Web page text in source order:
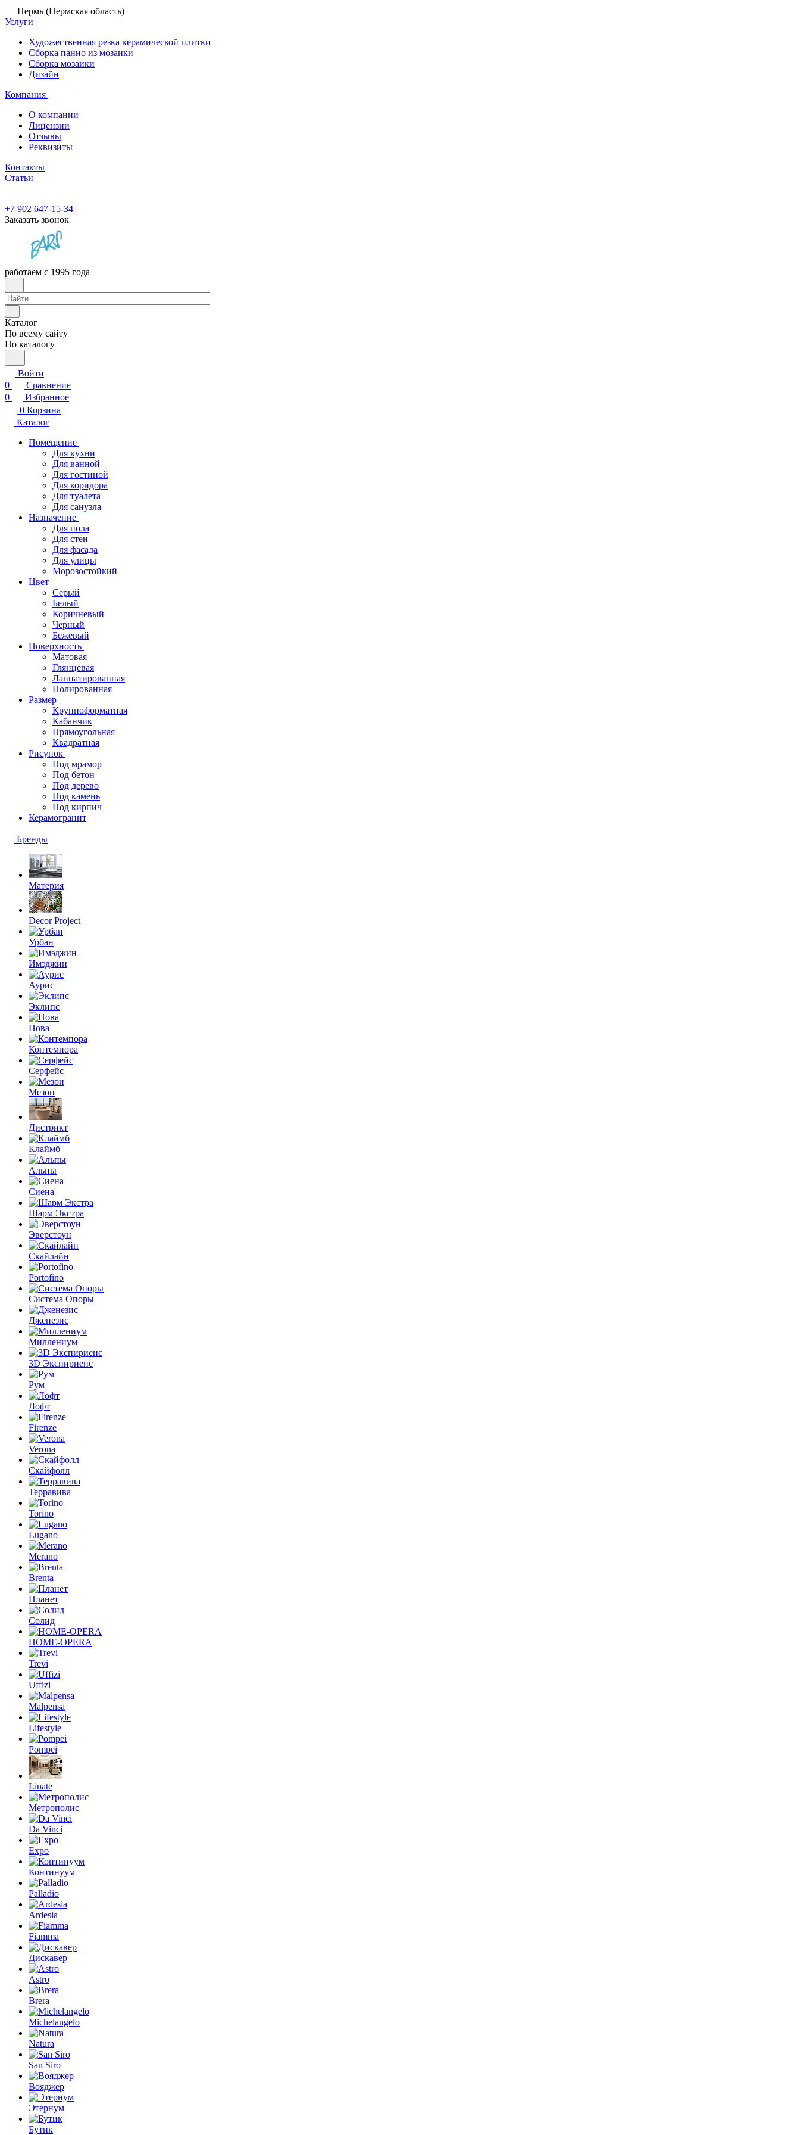
Пермь (Пермская область)
Услуги
Художественная резка керамической плитки
Сборка панно из мозаики
Сборка мозаики
Дизайн
Компания
О компании
Лицензии
Отзывы
Реквизиты
Контакты
Статьи
+7 902 647-15-34
Заказать звонок
работаем с 1995 года
Каталог
По всему сайту
По каталогу
Войти
0
Сравнение
0
Избранное
0 Корзина
Каталог
Помещение
Для кухни
Для ванной
Для гостиной
Для коридора
Для туалета
Для санузла
Назначение
Для пола
Для стен
Для фасада
Для улицы
Морозостойкий
Цвет
Серый
Белый
Коричневый
Черный
Бежевый
Поверхность
Матовая
Глянцевая
Лаппатированная
Полированная
Размер
Крупноформатная
Кабанчик
Прямоугольная
Квадратная
Рисунок
Под мрамор
Под бетон
Под дерево
Под камень
Под кирпич
Керамогранит
Бренды
Материя
Decor Project
Урбан
Имэджин
Аурис
Эклипс
Нова
Контемпора
Серфейс
Мезон
Дистрикт
Клаймб
Альпы
Сиена
Шарм Экстра
Эверстоун
Скайлайн
Portofino
Система Опоры
Дженезис
Миллениум
3D Экспириенс
Рум
Лофт
Firenze
Verona
Скайфолл
Терравива
Torino
Lugano
Merano
Brenta
Планет
Солид
HOME-OPERA
Trevi
Uffizi
Malpensa
Lifestyle
Pompei
Linate
Метрополис
Da Vinci
Expo
Континуум
Palladio
Ardesia
Fiamma
Дискавер
Astro
Brera
Michelangelo
Natura
San Siro
Вояджер
Этернум
Бутик